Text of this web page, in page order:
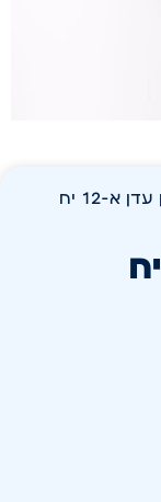
א-12 יח